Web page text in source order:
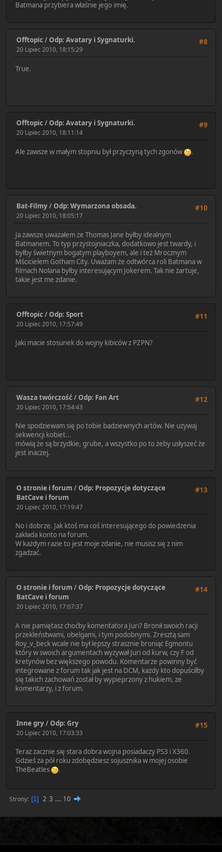
Batmana przybiera właśnie jego imię.
#8
Offtopic/Odp: Avatary i Sygnaturki.
20 Lipiec 2010, 18:15:29
True.
#9
Offtopic/Odp: Avatary i Sygnaturki.
20 Lipiec 2010, 18:11:14
Ale zawsze w małym stopniu był przyczyną tych zgonów .
#10
Bat-Filmy/Odp: Wymarzona obsada.
20 Lipiec 2010, 18:05:17
Ja zawsze uważałem że Thomas Jane byłby idealnym
Batmanem. To typ przystojniaczka, dodatkowo jest twardy, i
byłby świetnym bogatym playboyem, ale i też Mrocznym
Mścicielem Gotham City. Uważam że odtwórca roli Batmana w
filmach Nolana byłby interesującym Jokerem. Tak nie żartuje,
takie jest me zdanie.
#11
Offtopic/Odp: Sport
20 Lipiec 2010, 17:57:49
Jaki macie stosunek do wojny kibiców z PZPN?
#12
Wasza twórczość/Odp: Fan Art
20 Lipiec 2010, 17:54:43
Nie spodziewam się po tobie badziewnych artów. Nie używaj
sekwencji kobiet...
mówią że są brzydkie, grube, a wszystko po to żeby usłyszeć że
jest inaczej.
#13
O stronie i forum /Odp: Propozycje dotyczące
BatCave i forum
20 Lipiec 2010, 17:19:47
No i dobrze. Jak ktoś ma coś interesującego do powiedzenia
zakłada konto na forum.
W każdym razie to jest moje zdanie, nie musisz się z nim
zgadzać.
#14
O stronie i forum /Odp: Propozycje dotyczące
BatCave i forum
20 Lipiec 2010, 17:07:37
A nie pamiętasz choćby komentatora Juri? Bronił swoich racji
przekleństwami, obelgami, i tym podobnymi. Zresztą sam
Roy_v_beck wcale nie był lepszy strasznie broniąc Egmontu
który w swoich argumentach wyzywał Juri od kurw, czy F od
kretynów bez większego powodu. Komentarze powinny być
integrowane z forum tak jak jest na DCM, każdy kto dopuściłby
się takich zachowań został by wypieprzony z hukiem, ze
komentarzy, i z forum.
#15
Inne gry/Odp: Gry
20 Lipiec 2010, 17:03:33
Teraz zacznie się stara dobra wojna posiadaczy PS3 i X360.
Gdzieś za pół roku zdobędziesz sojusznika w mojej osobie
TheBeatles
.
Strony 1 2 3 ... 10